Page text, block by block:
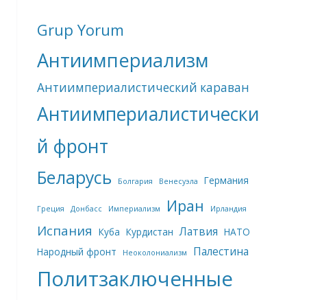
Grup Yorum
Антиимпериализм
Антиимпериалистический караван
Антиимпериалистически
й фронт
Беларусь Болгария Венесуэла Германия
Греция Донбасс Империализм Иран Ирландия
Испания Куба Курдистан Латвия НАТО
Народный фронт
Неоколониализм Палестина
Политзаключенные